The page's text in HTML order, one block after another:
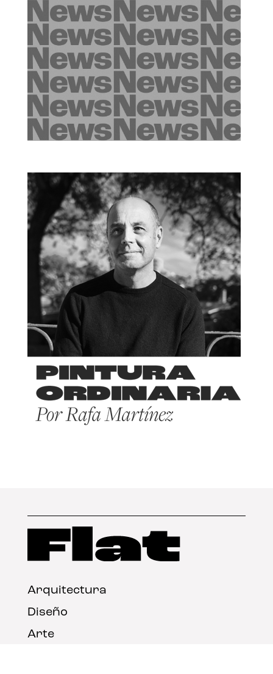
Arquitectura
Diseño
Arte